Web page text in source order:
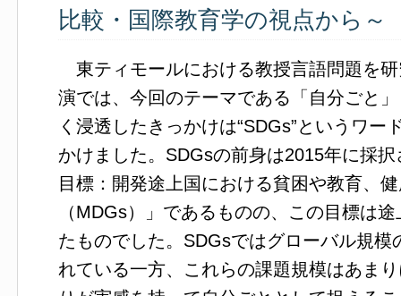
比較・国際教育学の視点から～
東ティモールにおける教授言語問題を
演では、今回のテーマである「自分ごと
く浸透したきっかけは“SDGs”というワー
かけました。SDGsの前身は2015年に採
目標：開発途上国における貧困や教育、
（MDGs）」であるものの、この目標は
たものでした。SDGsではグローバル規模
れている一方、これらの課題規模はあま